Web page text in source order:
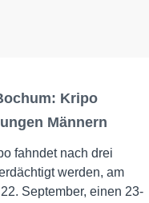
Kripo
Männern
fahndet nach drei
werden, am
September, einen 23-